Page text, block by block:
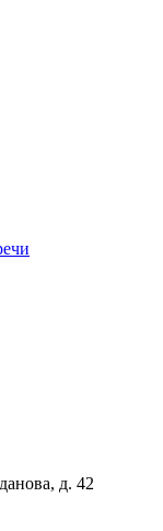
д. 42